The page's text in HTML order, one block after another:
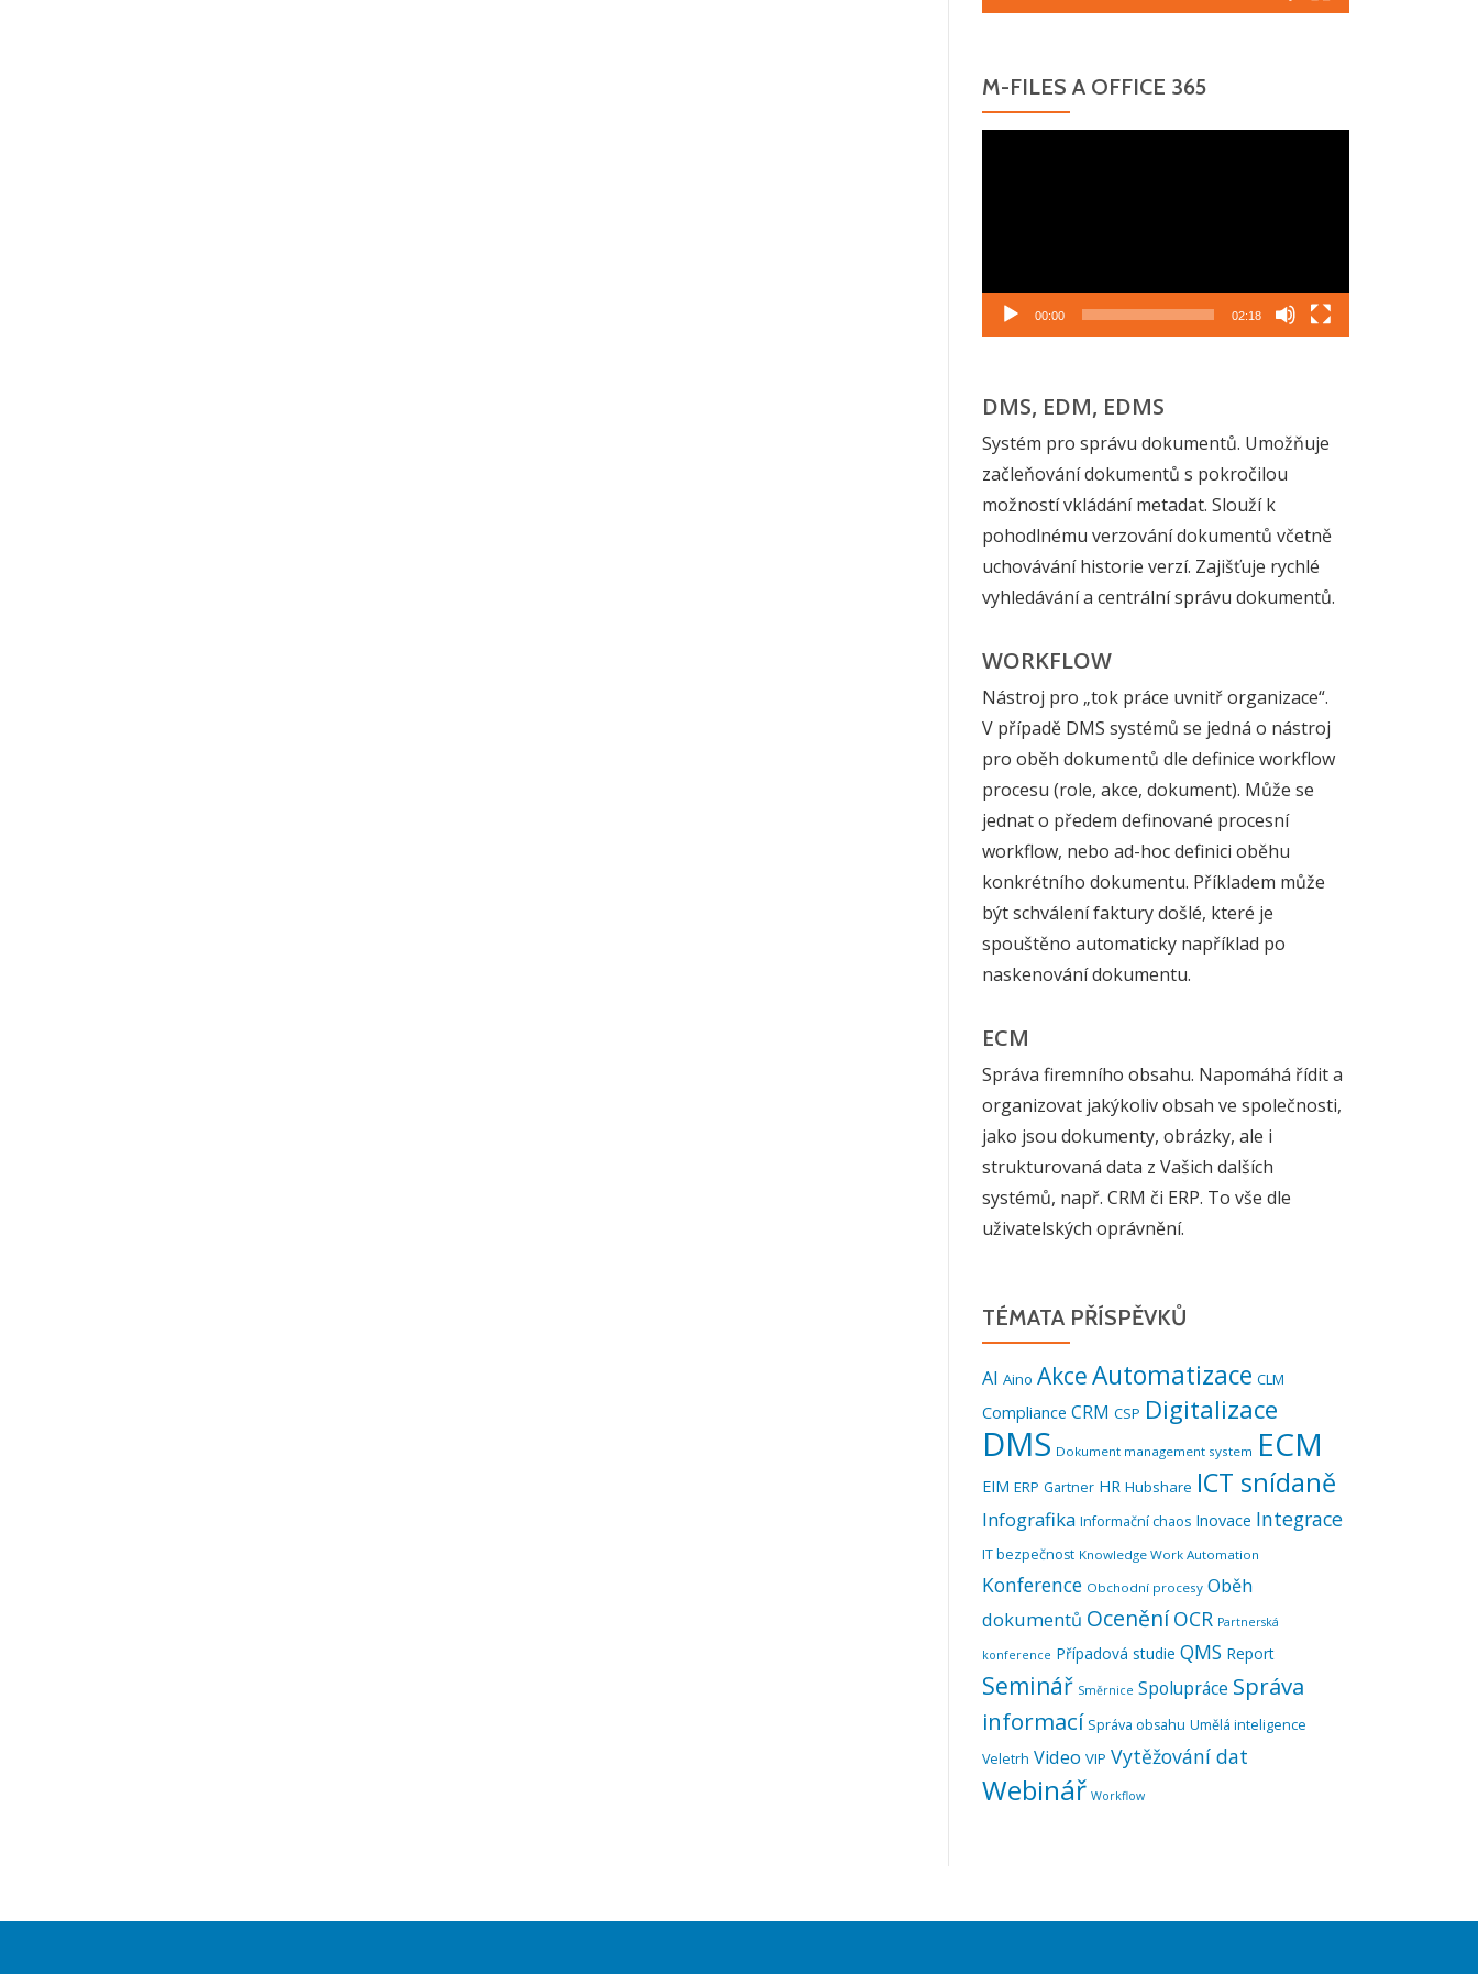
M-FILES A OFFICE 365
00:00 02:18
DMS, EDM, EDMS
Systém pro správu dokumentů. Umožňuje
začleňování dokumentů s pokročilou
možností vkládání metadat. Slouží k
pohodlnému verzování dokumentů včetně
uchovávání historie verzí. Zajišťuje rychlé
vyhledávání a centrální správu dokumentů.
WORKFLOW
Nástroj pro „tok práce uvnitř organizace“.
V případě DMS systémů se jedná o nástroj
pro oběh dokumentů dle definice workflow
procesu (role, akce, dokument). Může se
jednat o předem definované procesní
workflow, nebo ad-hoc definici oběhu
konkrétního dokumentu. Příkladem může
být schválení faktury došlé, které je
spouštěno automaticky například po
naskenování dokumentu.
ECM
Správa firemního obsahu. Napomáhá řídit a
organizovat jakýkoliv obsah ve společnosti,
jako jsou dokumenty, obrázky, ale i
strukturovaná data z Vašich dalších
systémů, např. CRM či ERP. To vše dle
uživatelských oprávnění.
TÉMATA PŘÍSPĚVKŮ
AI Aino AkceAutomatizace CLM
Compliance CRM CSP Digitalizace
DMS Dokument management system ECM
EIM ERP Gartner HR Hubshare ICT snídaně
Infografika Informační chaos Inovace Integrace
IT bezpečnost Knowledge Work Automation
Konference Obchodní procesy Oběh
dokumentů Ocenění OCR Partnerská
konference Případová studie QMS Report
Seminář Směrnice Spolupráce Správa
informací Správa obsahu Umělá inteligence
Veletrh Video VIP Vytěžování dat
Webinář Workflow